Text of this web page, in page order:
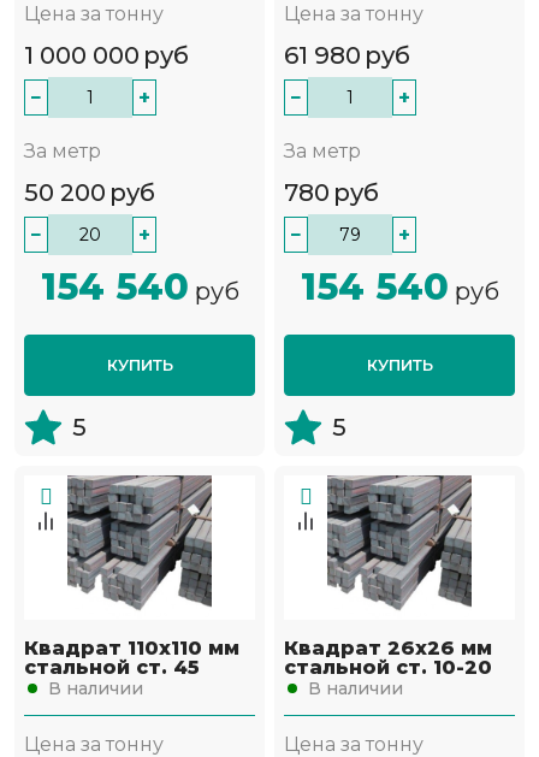
Цена за тонну
1 000 000 руб
− +
За метр
50 200 руб
− +
154 540 руб
КУПИТЬ
5
Цена за тонну
61 980 руб
− +
За метр
780 руб
− +
154 540 руб
КУПИТЬ
5
Квадрат 110х110 мм
стальной ст. 45
В наличии
Цена за тонну
Квадрат 26х26 мм
стальной ст. 10-20
В наличии
Цена за тонну